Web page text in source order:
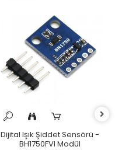
Dijital Işık Şiddet Sensörü -
BH1750FVI Modül